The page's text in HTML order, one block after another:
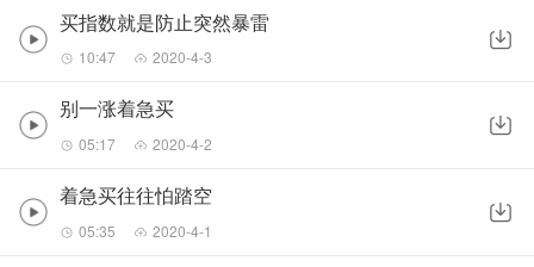
买指数就是防止突然暴雷
10:47 2020-4-3
别一涨着急买
05:17 2020-4-2
着急买往往怕踏空
05:35 2020-4-1